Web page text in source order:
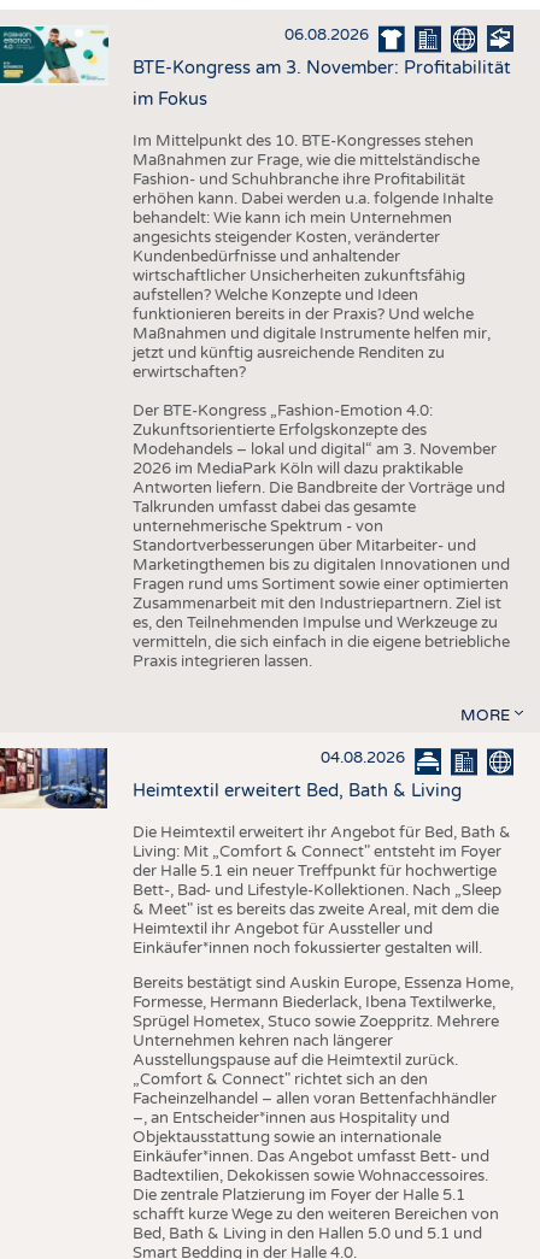
HAUS- UND HEIMTEXTILIEN
BEKLEIDUNG
AUSSCHREIBUNGEN
DTV AUSSCHREIBUNGSDIENST
STATISTICS
DAUNENCHECK
ADRESSEN & LINKS
PUBLIKATIONEN
TERMINE
BRANCHENTERMINE
06.08.2026
BTE-Kongress am 3. November: Profitabilität
im Fokus
Im Mittelpunkt des 10. BTE-Kongresses stehen
Maßnahmen zur Frage, wie die mittelständische
Fashion- und Schuhbranche ihre Profitabilität
erhöhen kann. Dabei werden u.a. folgende Inhalte
behandelt: Wie kann ich mein Unternehmen
angesichts steigender Kosten, veränderter
Kundenbedürfnisse und anhaltender
wirtschaftlicher Unsicherheiten zukunftsfähig
aufstellen? Welche Konzepte und Ideen
funktionieren bereits in der Praxis? Und welche
Maßnahmen und digitale Instrumente helfen mir,
jetzt und künftig ausreichende Renditen zu
erwirtschaften?
Der BTE-Kongress „Fashion-Emotion 4.0:
Zukunftsorientierte Erfolgskonzepte des
Modehandels – lokal und digital“ am 3. November
2026 im MediaPark Köln will dazu praktikable
Antworten liefern. Die Bandbreite der Vorträge und
Talkrunden umfasst dabei das gesamte
unternehmerische Spektrum - von
Standortverbesserungen über Mitarbeiter- und
Marketingthemen bis zu digitalen Innovationen und
Fragen rund ums Sortiment sowie einer optimierten
Zusammenarbeit mit den Industriepartnern. Ziel ist
es, den Teilnehmenden Impulse und Werkzeuge zu
vermitteln, die sich einfach in die eigene betriebliche
Praxis integrieren lassen.
MORE
04.08.2026
Heimtextil erweitert Bed, Bath & Living
Die Heimtextil erweitert ihr Angebot für Bed, Bath &
Living: Mit „Comfort & Connect" entsteht im Foyer
der Halle 5.1 ein neuer Treffpunkt für hochwertige
Bett-, Bad- und Lifestyle-Kollektionen. Nach „Sleep
& Meet" ist es bereits das zweite Areal, mit dem die
Heimtextil ihr Angebot für Aussteller und
Einkäufer*innen noch fokussierter gestalten will.
Bereits bestätigt sind Auskin Europe, Essenza Home,
Formesse, Hermann Biederlack, Ibena Textilwerke,
Sprügel Hometex, Stuco sowie Zoeppritz. Mehrere
Unternehmen kehren nach längerer
Ausstellungspause auf die Heimtextil zurück.
„Comfort & Connect" richtet sich an den
Facheinzelhandel – allen voran Bettenfachhändler
–, an Entscheider*innen aus Hospitality und
Objektausstattung sowie an internationale
Einkäufer*innen. Das Angebot umfasst Bett- und
Badtextilien, Dekokissen sowie Wohnaccessoires.
Die zentrale Platzierung im Foyer der Halle 5.1
schafft kurze Wege zu den weiteren Bereichen von
Bed, Bath & Living in den Hallen 5.0 und 5.1 und
Smart Bedding in der Halle 4.0.